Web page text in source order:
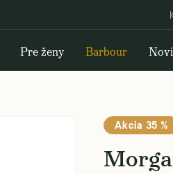
Pre ženy Barbour
Akcia 35 %